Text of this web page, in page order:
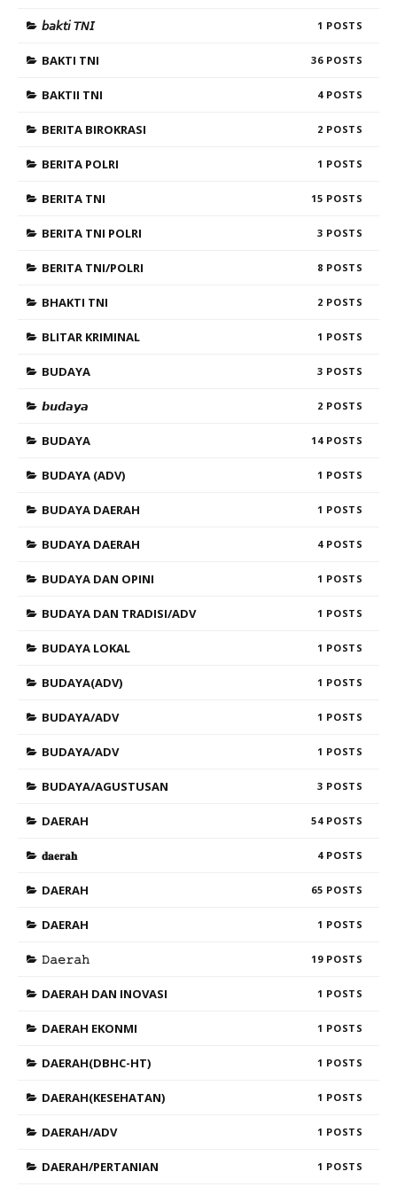
𝘣𝘢𝘬𝘵𝘪 𝘛𝘕𝘐 1
BAKTI TNI 36
BAKTII TNI 4
BERITA BIROKRASI 2
BERITA POLRI 1
BERITA TNI 15
BERITA TNI POLRI 3
BERITA TNI/POLRI 8
BHAKTI TNI 2
BLITAR KRIMINAL 1
BUDAYA 3
𝙗𝙪𝙙𝙖𝙮𝙖 2
BUDAYA 14
BUDAYA (ADV) 1
BUDAYA DAERAH 1
BUDAYA DAERAH 4
BUDAYA DAN OPINI 1
BUDAYA DAN TRADISI/ADV 1
BUDAYA LOKAL 1
BUDAYA(ADV) 1
BUDAYA/ADV 1
BUDAYA/ADV 1
BUDAYA/AGUSTUSAN 3
DAERAH 54
𝐝𝐚𝐞𝐫𝐚𝐡 4
DAERAH 65
DAERAH 1
𝙳𝚊𝚎𝚛𝚊𝚑 19
DAERAH DAN INOVASI 1
DAERAH EKONMI 1
DAERAH(DBHC-HT) 1
DAERAH(KESEHATAN) 1
DAERAH/ADV 1
DAERAH/PERTANIAN 1